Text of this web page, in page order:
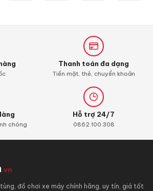
Thanh toán đa dạng
Tiền mặt, thẻ, chuyển khoản
chóng
Hỗ trợ 24/7
0862.100.308
.vn
đồ chơi xe máy chính hãng, uy tín, giá tốt